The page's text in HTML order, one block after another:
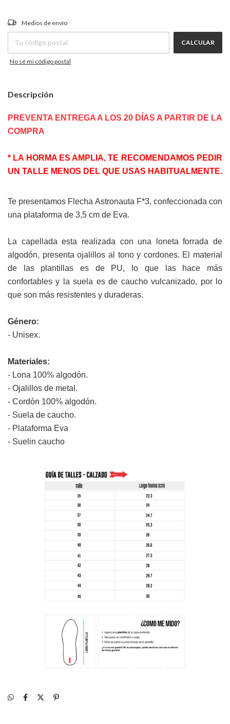
Entregas para el CP:
Medios de envío
CALCULAR
No sé mi código postal
Descripción
PREVENTA ENTREGA A LOS 20 DÍAS A PARTIR DE LA
COMPRA
* LA HORMA ES AMPLIA, TE RECOMENDAMOS PEDIR
UN TALLE MENOS DEL QUE USAS HABITUALMENTE.
Te presentamos Flecha Astronauta F*3, confeccionada con
una plataforma de 3,5 cm de Eva.
La capellada esta realizada con una loneta forrada de
algodón, presenta ojalillos al tono y cordones. El material
de las plantillas es de PU, lo que las hace más
confortables y la suela es de caucho vulcanizado, por lo
que son más resistentes y duraderas.
Género:
- Unisex.
Materiales:
- Lona 100% algodón.
- Ojalillos de metal.
- Cordón 100% algodón.
- Suela de caucho.
- Plataforma Eva
- Suelin caucho